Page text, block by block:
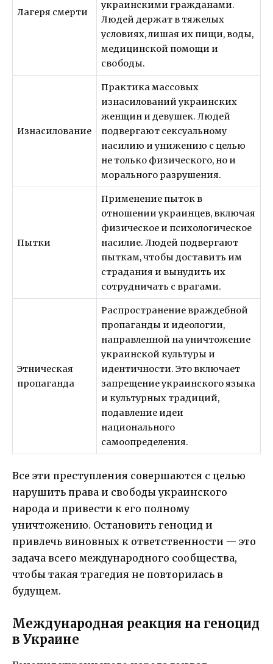
Лагеря смерти
украинскими гражданами.
Людей держат в тяжелых
условиях, лишая их пищи, воды,
медицинской помощи и
свободы.
Изнасилование
Практика массовых
изнасилований украинских
женщин и девушек. Людей
подвергают сексуальному
насилию и унижению с целью
не только физического, но и
морального разрушения.
Пытки
Применение пыток в
отношении украинцев, включая
физическое и психологическое
насилие. Людей подвергают
пыткам, чтобы доставить им
страдания и вынудить их
сотрудничать с врагами.
Этническая
пропаганда
Распространение враждебной
пропаганды и идеологии,
направленной на уничтожение
украинской культуры и
идентичности. Это включает
запрещение украинского языка
и культурных традиций,
подавление идеи
национального
самоопределения.
Все эти преступления совершаются с целью
нарушить права и свободы украинского
народа и привести к его полному
уничтожению. Остановить геноцид и
привлечь виновных к ответственности — это
задача всего международного сообщества,
чтобы такая трагедия не повторилась в
будущем.
Международная реакция на геноцид
в Украине